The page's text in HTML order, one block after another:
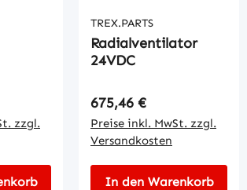
zzgl.
TREX.PARTS
Radialventilator
24VDC
Regulärer Preis:
675,46 €
Preise inkl. MwSt. zzgl.
Versandkosten
In den Warenkorb